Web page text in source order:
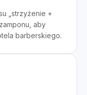
„strzyżenie +
aby
barberskiego.